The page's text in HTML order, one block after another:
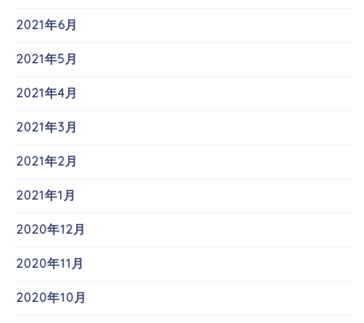
2021年6月
2021年5月
2021年4月
2021年3月
2021年2月
2021年1月
2020年12月
2020年11月
2020年10月